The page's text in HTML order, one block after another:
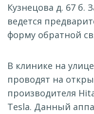
Кузнецова д. 67 б.
ведется
форму обратной
В клинике на
проводят на
производителя
Tesla. Данный